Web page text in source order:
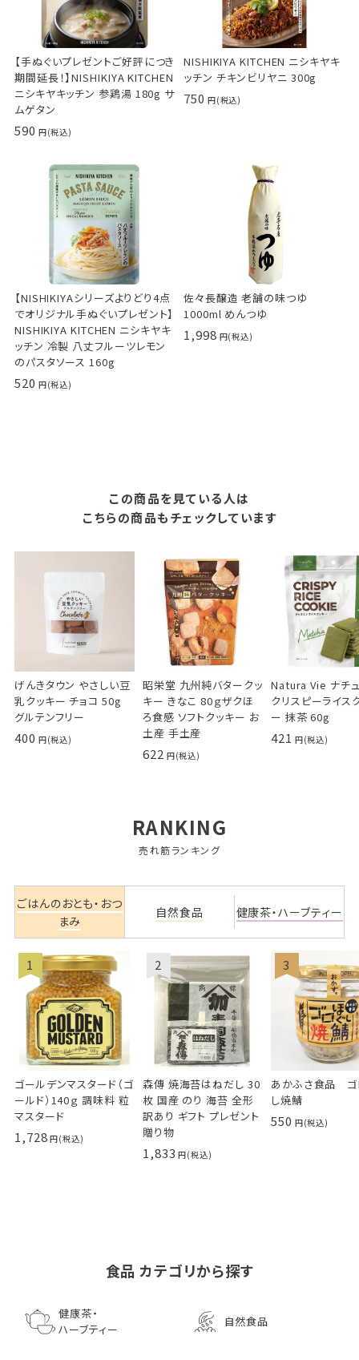
【手ぬぐいプレゼントご好評につき
期間延長！】NISHIKIYA KITCHEN
ニシキヤキッチン 参鶏湯 180g サ
ムゲタン
590
NISHIKIYA KITCHEN ニシキヤキ
ッチン チキンビリヤニ 300g
750
【NISHIKIYAシリーズよりどり4点
でオリジナル手ぬぐいプレゼント】
NISHIKIYA KITCHEN ニシキヤキ
ッチン 冷製 八丈フルーツレモン
のパスタソース 160g
520
佐々長醸造 老舗の味つゆ
1000ml めんつゆ
1,998
この商品を見ている人は
こちらの商品もチェックしています
げんきタウン やさしい豆
乳クッキー チョコ 50g
グルテンフリー
400
昭栄堂 九州純バタークッ
キー きなこ 80ｇザクほ
ろ食感 ソフトクッキー お
土産 手土産
622
Natura Vie ナチ
クリスピーライス
ー 抹茶 60g
421
RANKING
売れ筋ランキング
ごはんのおとも・おつ
まみ
自然食品 健康茶・ハーブティー
ゴールデンマスタード（ゴ
ールド）140ｇ 調味料 粒
マスタード
1,728
森傳 焼海苔はねだし 30
枚 国産 のり 海苔 全形
訳あり ギフト プレゼント
贈り物
1,833
あかふさ食品 ゴ
し焼鯖
550
ールド）140ｇ 調味料 粒
マスタード
鰹節 食べる削り節
70g× 10袋セット おつま
75g（50袋）
1,296
食品 カテゴリから探す
健康茶・
ハーブティー
自然食品